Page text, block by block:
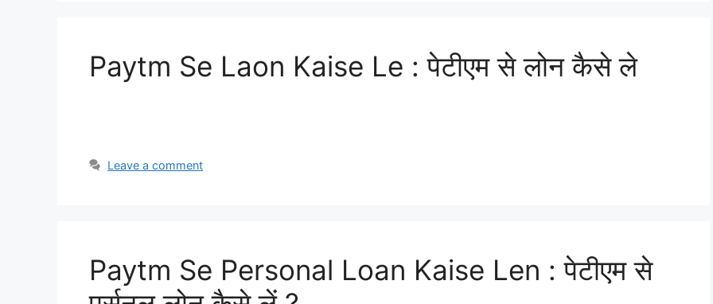
Paytm Se Laon Kaise Le : पेटीएम से लोन कैसे ले
Leave a comment
Paytm Se Personal Loan Kaise Len : पेटीएम से